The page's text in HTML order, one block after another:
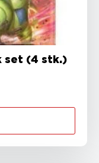
set (4 stk.)